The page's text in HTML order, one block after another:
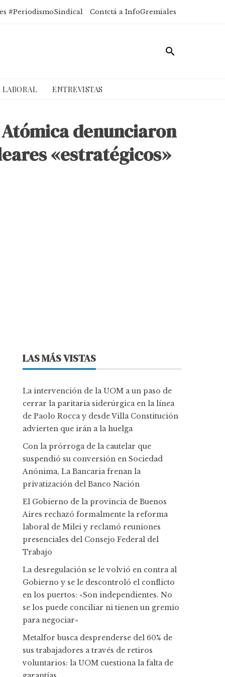
#PeriodismoSindical Contctá a InfoGremiales
LABORAL ENTREVISTAS
denunciaron
«estratégicos»
LAS MÁS VISTAS
La intervención de la UOM a un paso de
cerrar la paritaria siderúrgica en la línea
de Paolo Rocca y desde Villa Constitución
advierten que irán a la huelga
Con la prórroga de la cautelar que
suspendió su conversión en Sociedad
Anónima, La Bancaria frenan la
privatización del Banco Nación
El Gobierno de la provincia de Buenos
Aires rechazó formalmente la reforma
laboral de Milei y reclamó reuniones
presenciales del Consejo Federal del
Trabajo
La desregulación se le volvió en contra al
Gobierno y se le descontroló el conflicto
en los puertos: «Son independientes. No
se los puede conciliar ni tienen un gremio
para negociar»
Metalfor busca desprenderse del 60% de
sus trabajadores a través de retiros
voluntarios: la UOM cuestiona la falta de